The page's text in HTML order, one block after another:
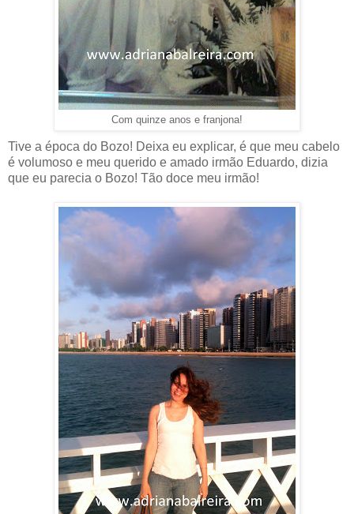
Com quinze anos e franjona!
Tive a época do Bozo! Deixa eu explicar, é que meu cabelo
é volumoso e meu querido e amado irmão Eduardo, dizia
que eu parecia o Bozo! Tão doce meu irmão!